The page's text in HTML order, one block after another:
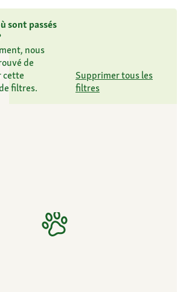
sont passés
nous
de
cette
filtres.
Supprimer tous les
filtres